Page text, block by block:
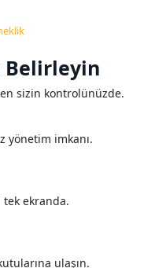
Belirleyin
sizin kontrolünüzde.
yönetim imkanı.
tek ekranda.
ulaşın.